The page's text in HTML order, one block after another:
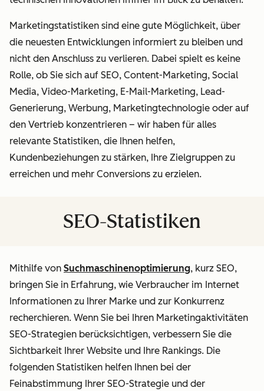
Marketingstatistiken sind eine gute Möglichkeit, über
die neuesten Entwicklungen informiert zu bleiben und
nicht den Anschluss zu verlieren. Dabei spielt es keine
Rolle, ob Sie sich auf SEO, Content-Marketing, Social
Media, Video-Marketing, E-Mail-Marketing, Lead-
Generierung, Werbung, Marketingtechnologie oder auf
den Vertrieb konzentrieren – wir haben für alles
relevante Statistiken, die Ihnen helfen,
Kundenbeziehungen zu stärken, Ihre Zielgruppen zu
erreichen und mehr Conversions zu erzielen.
SEO-Statistiken
Mithilfe von Suchmaschinenoptimierung, kurz SEO,
bringen Sie in Erfahrung, wie Verbraucher im Internet
Informationen zu Ihrer Marke und zur Konkurrenz
recherchieren. Wenn Sie bei Ihren Marketingaktivitäten
SEO-Strategien berücksichtigen, verbessern Sie die
Sichtbarkeit Ihrer Website und Ihre Rankings. Die
folgenden Statistiken helfen Ihnen bei der
Feinabstimmung Ihrer SEO-Strategie und der